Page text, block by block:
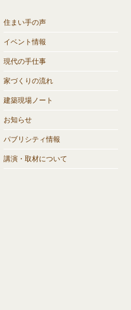
住まい手の声
イベント情報
現代の手仕事
家づくりの流れ
建築現場ノート
お知らせ
パブリシティ情報
講演・取材について